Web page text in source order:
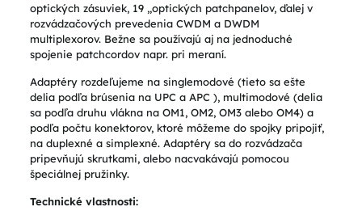
optických zásuviek, 19 „optických patchpanelov, ďalej v
rozvádzačových prevedenia CWDM a DWDM
multiplexorov. Bežne sa používajú aj na jednoduché
spojenie patchcordov napr. pri meraní.
Adaptéry rozdeľujeme na singlemodové (tieto sa ešte
delia podľa brúsenia na UPC a APC ), multimodové (delia
sa podľa druhu vlákna na OM1, OM2, OM3 alebo OM4) a
podľa počtu konektorov, ktoré môžeme do spojky pripojiť,
na duplexné a simplexné. Adaptéry sa do rozvádzača
pripevňujú skrutkami, alebo nacvakávajú pomocou
špeciálnej pružinky.
Technické vlastnosti: